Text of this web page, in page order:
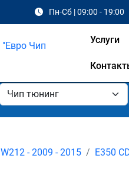
Пн-Сб | 09:00 - 19:00
Услуги
W212 - 2009 - 2015 E350